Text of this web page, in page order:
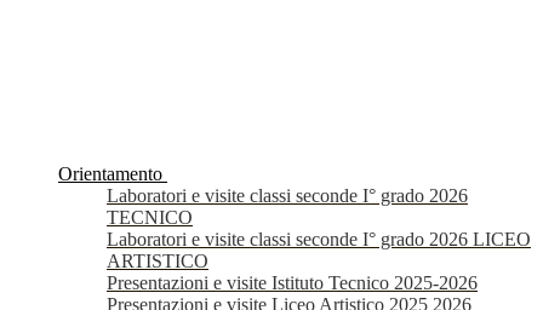
Orientamento
Laboratori e visite classi seconde I° grado 2026
TECNICO
Laboratori e visite classi seconde I° grado 2026 LICEO
ARTISTICO
Presentazioni e visite Istituto Tecnico 2025-2026
Presentazioni e visite Liceo Artistico 2025 2026